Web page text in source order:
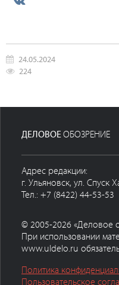
24.05.2024
224
ДЕЛОВОЕ ОБОЗРЕНИЕ
Адрес редакции:
г. Ульяновск, ул. Спуск
Тел.: +7 (8422) 44-53-53
© 2005-2026 «Деловое
При использовании
www.uldelo.ru
Политика
Пользовательское